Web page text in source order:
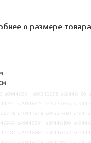
о размере товара